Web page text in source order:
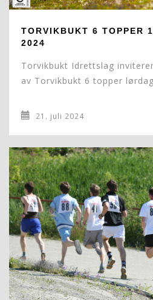
TORVIKBUKT 6 TOPPER
2024
Torvikbukt Idrettslag
av Torvikbukt 6 topper
21. juli 2024